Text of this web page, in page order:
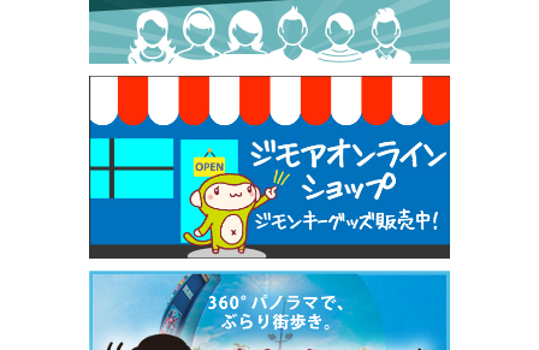
焼き餃子 一皿サービス（餃子酒場たっちゃん 西
早稲田店）
[有効期限]2026年9月30日